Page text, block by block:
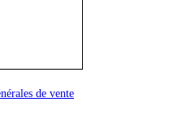
de vente